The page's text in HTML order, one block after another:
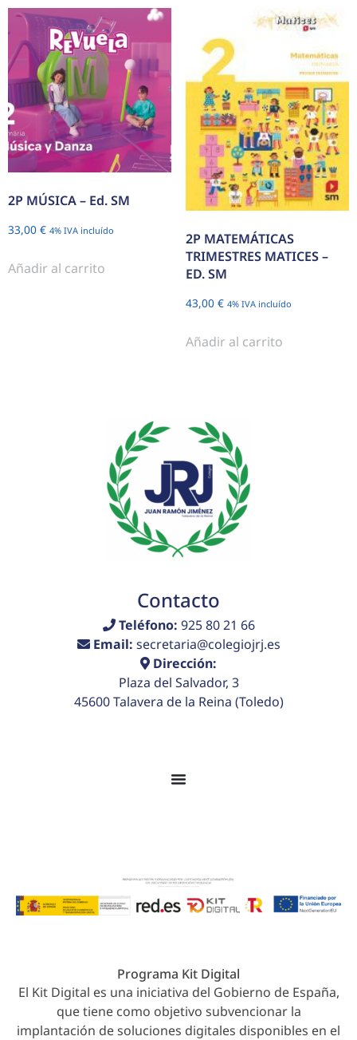
2P MÚSICA – Ed. SM
33,00 € 4% IVA incluído
Añadir al carrito
2P MATEMÁTICAS
TRIMESTRES MATICES –
ED. SM
43,00 € 4% IVA incluído
Añadir al carrito
Contacto
Teléfono: 925 80 21 66
Email: secretaria@colegiojrj.es
Dirección:
Plaza del Salvador, 3
45600 Talavera de la Reina (Toledo)
Programa Kit Digital
El Kit Digital es una iniciativa del Gobierno de España,
que tiene como objetivo subvencionar la
implantación de soluciones digitales disponibles en el